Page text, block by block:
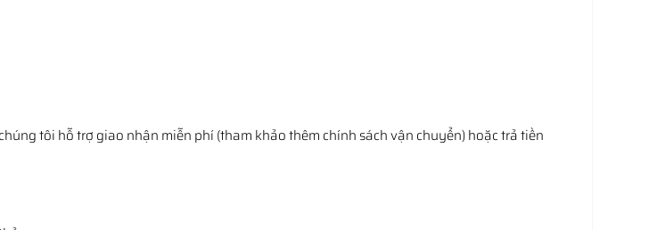
tôi hỗ trợ giao nhận miễn phí (tham khảo thêm chính sách vận chuyển) hoặc trả tiền